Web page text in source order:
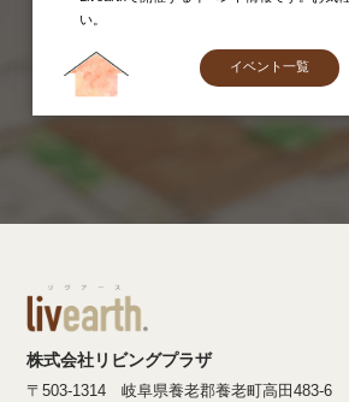
い。
イベント一覧
株式会社リビングプラザ
〒503-1314 岐阜県養老郡養老町高田483-6